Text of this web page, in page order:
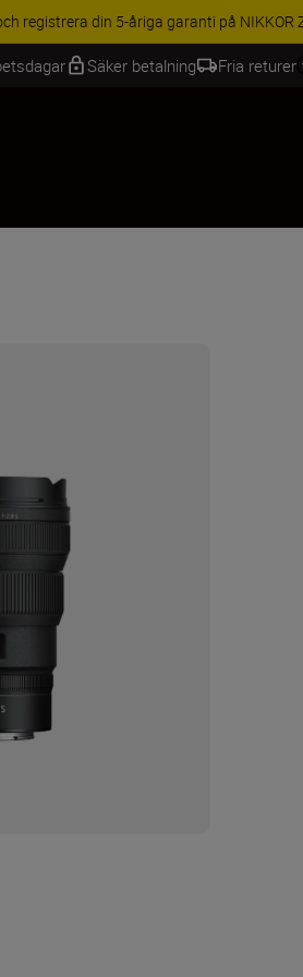
på utvalda tillbehör, komplettera din
Säker betalning Fria returer